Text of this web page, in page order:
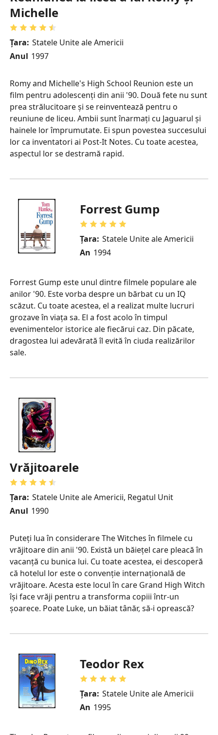
Michelle
Țara: Statele Unite ale Americii
Anul 1997
Romy and Michelle's High School Reunion este un
film pentru adolescenți din anii '90. Două fete nu sunt
prea strălucitoare și se reinventează pentru o
reuniune de liceu. Ambii sunt înarmați cu Jaguarul și
hainele lor împrumutate. Ei spun povestea succesului
lor ca inventatori ai Post-It Notes. Cu toate acestea,
aspectul lor se destramă rapid.
Forrest Gump
Țara: Statele Unite ale Americii
An 1994
Forrest Gump este unul dintre filmele populare ale
anilor '90. Este vorba despre un bărbat cu un IQ
scăzut. Cu toate acestea, el a realizat multe lucruri
grozave în viața sa. El a fost acolo în timpul
evenimentelor istorice ale fiecărui caz. Din păcate,
dragostea lui adevărată îl evită în ciuda realizărilor
sale.
Vrăjitoarele
Țara: Statele Unite ale Americii, Regatul Unit
Anul 1990
Puteți lua în considerare The Witches în filmele cu
vrăjitoare din anii '90. Există un băiețel care pleacă în
vacanță cu bunica lui. Cu toate acestea, ei descoperă
că hotelul lor este o convenție internațională de
vrăjitoare. Acesta este locul în care Grand High Witch
își face vrăji pentru a transforma copiii într-un
șoarece. Poate Luke, un băiat tânăr, să-i oprească?
Teodor Rex
Țara: Statele Unite ale Americii
An 1995